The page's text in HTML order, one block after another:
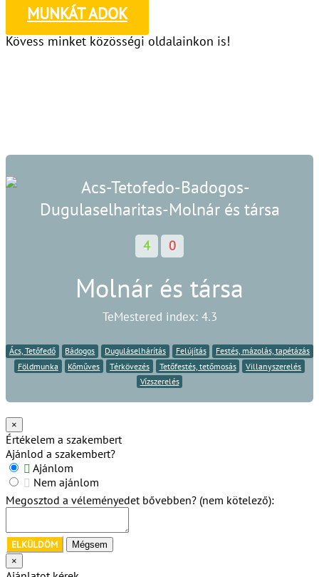
MUNKÁT ADOK
Kövess minket közösségi oldalainkon is!
4 0
Molnár és társa
TeMestered index: 4.3
Ács, Tetőfedő Bádogos Duguláselhárítás Felújítás
Festés, mázolás, tapétázás
Földmunka
Kőműves Térkövezés Tetőfestés, tetőmosás
Villanyszerelés
Vízszerelés
×
Értékelem a szakembert
Ajánlod a szakembert?
Ajánlom
Nem ajánlom
Megosztod a véleményedet bővebben? (nem kötelező):
ELKÜLDÖM
Mégsem
×